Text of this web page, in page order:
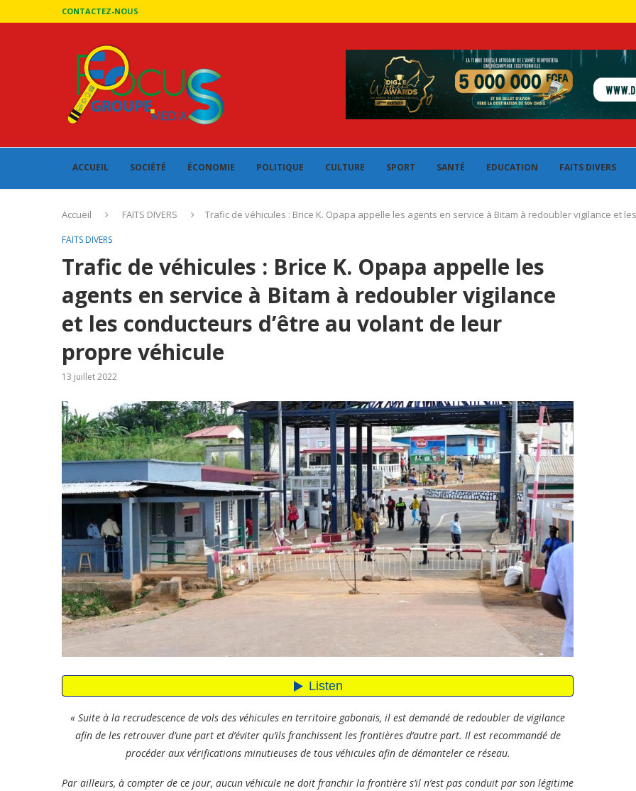
CONTACTEZ-NOUS
ACCUEIL SOCIÉTÉ ÉCONOMIE POLITIQUE CULTURE SPORT SANTÉ EDUCATION FAITS DIVERS
Accueil FAITS DIVERS Trafic de véhicules : Brice K. Opapa appelle les agents en service à Bitam à redoubler vigilance et
FAITS DIVERS
Trafic de véhicules : Brice K. Opapa appelle les
agents en service à Bitam à redoubler vigilance
et les conducteurs d’être au volant de leur
propre véhicule
13 juillet 2022
« Suite à la recrudescence de vols des véhicules en territoire gabonais, il est demandé de redoubler de vigilance
afin de les retrouver d’une part et d’éviter qu’ils franchissent les frontières d’autre part. Il est recommandé de
procéder aux vérifications minutieuses de tous véhicules afin de démanteler ce réseau.
Par ailleurs, à compter de ce jour, aucun véhicule ne doit franchir la frontière s’il n’est pas conduit par son légitime